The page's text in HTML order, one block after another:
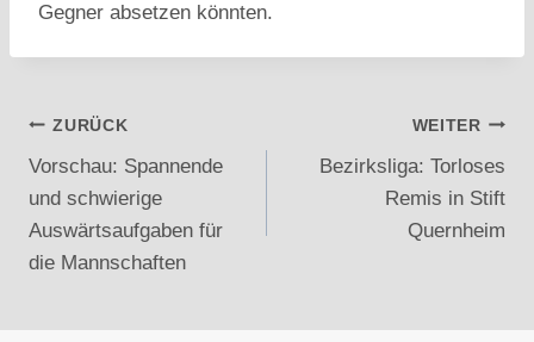
Gegner absetzen könnten.
Beitragsnavigation
ZURÜCK
Vorschau: Spannende
und schwierige
Auswärtsaufgaben für
die Mannschaften
WEITER
Bezirksliga: Torloses
Remis in Stift
Quernheim